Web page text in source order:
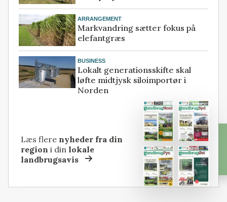
ARRANGEMENT
Markvandring sætter fokus på
elefantgræs
BUSINESS
Lokalt generationsskifte skal
løfte midtjysk siloimportør i
Norden
Læs flere nyheder fra din
region i dinlokale
landbrugsavis